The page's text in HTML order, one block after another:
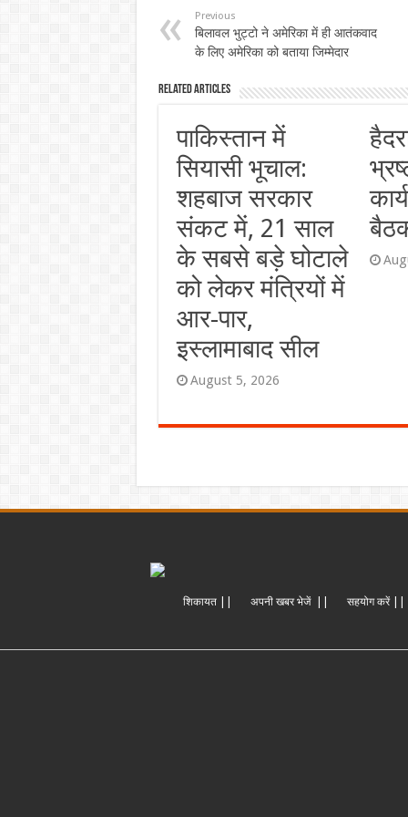
Previous
बिलावल भुट्टो ने अमेरिका में ही आतंकवाद
के लिए अमेरिका को बताया जिम्मेदार
Related Articles
पाकिस्तान में
सियासी भूचाल:
शहबाज सरकार
संकट में, 21 साल
के सबसे बड़े घोटाले
को लेकर मंत्रियों में
आर-पार,
इस्लामाबाद सील
August 5, 2026
शिकायत || अपनी खबर भेजें || सहयोग करें ||